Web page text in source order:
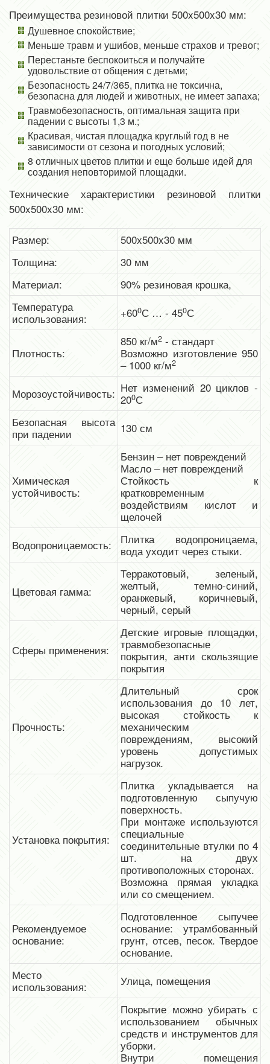
Преимущества резиновой плитки 500x500x30 мм:
Душевное спокойствие;
Меньше травм и ушибов, меньше страхов и тревог;
Перестаньте беспокоиться и получайте
удовольствие от общения с детьми;
Безопасность 24/7/365, плитка не токсична,
безопасна для людей и животных, не имеет запаха;
Травмобезопасность, оптимальная защита при
падении с высоты 1,3 м.;
Красивая, чистая площадка круглый год в не
зависимости от сезона и погодных условий;
8 отличных цветов плитки и еще больше идей для
создания неповторимой площадки.
Технические характеристики резиновой плитки
500x500x30 мм:
Размер:
500x500x30 мм
Толщина:
30 мм
Материал:
90% резиновая крошка,
Температура
использования:
+600С … - 450С
Плотность:
850 кг/м2 - стандарт
Возможно изготовление 950
– 1000 кг/м2
Морозоустойчивость: Нет изменений 20 циклов -
200С
Безопасная высота
при падении
130 см
Химическая
устойчивость:
Бензин – нет повреждений
Масло – нет повреждений
Стойкость к
кратковременным
воздействиям кислот и
щелочей
Водопроницаемость:
Плитка водопроницаема,
вода уходит через стыки.
Цветовая гамма:
Терракотовый, зеленый,
желтый, темно-синий,
оранжевый, коричневый,
черный, серый
Сферы применения:
Детские игровые площадки,
травмобезопасные
покрытия, анти скользящие
покрытия
Прочность:
Длительный срок
использования до 10 лет,
высокая стойкость к
механическим
повреждениям, высокий
уровень допустимых
нагрузок.
Установка покрытия:
Плитка укладывается на
подготовленную сыпучую
поверхность.
При монтаже используются
специальные
соединительные втулки по 4
шт. на двух
противоположных сторонах.
Возможна прямая укладка
или со смещением.
Рекомендуемое
основание:
Подготовленное сыпучее
основание: утрамбованный
грунт, отсев, песок. Твердое
основание.
Место
использования:
Улица, помещения
Покрытие можно убирать с
использованием обычных
средств и инструментов для
уборки.
Внутри помещения